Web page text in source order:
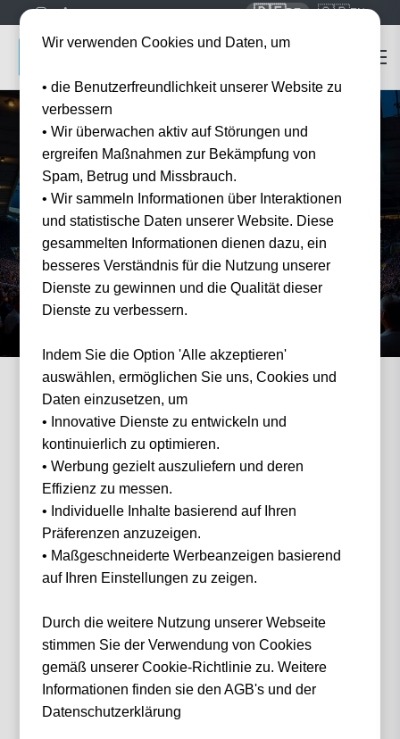
🇩🇪DE 🇬🇧EN
Home FA Cup Tickets 2026
FA CupTickets2026
Erleben Sie den ältesten Pokalwettbewerb der Welt live im legendären
Wembley Stadium.
0 Events gefunden
Nichts gefunden...
Wie funktioniertes?
1
Wir verwenden Cookies und Daten, um
• die Benutzerfreundlichkeit unserer Website zu
verbessern
• Wir überwachen aktiv auf Störungen und
ergreifen Maßnahmen zur Bekämpfung von
Spam, Betrug und Missbrauch.
• Wir sammeln Informationen über Interaktionen
und statistische Daten unserer Website. Diese
gesammelten Informationen dienen dazu, ein
besseres Verständnis für die Nutzung unserer
Dienste zu gewinnen und die Qualität dieser
Dienste zu verbessern.
Indem Sie die Option 'Alle akzeptieren'
auswählen, ermöglichen Sie uns, Cookies und
Daten einzusetzen, um
• Innovative Dienste zu entwickeln und
kontinuierlich zu optimieren.
• Werbung gezielt auszuliefern und deren
Effizienz zu messen.
• Individuelle Inhalte basierend auf Ihren
Präferenzen anzuzeigen.
• Maßgeschneiderte Werbeanzeigen basierend
auf Ihren Einstellungen zu zeigen.
Durch die weitere Nutzung unserer Webseite
stimmen Sie der Verwendung von Cookies
gemäß unserer Cookie-Richtlinie zu. Weitere
Informationen finden sie den AGB's und der
Datenschutzerklärung